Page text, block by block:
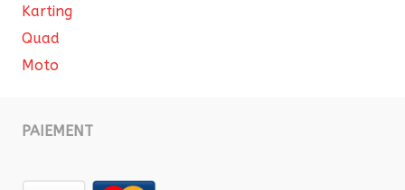
Karting
Quad
Moto
PAIEMENT